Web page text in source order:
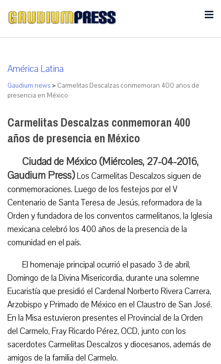
América Latina
Gaudium news > Carmelitas Descalzas conmemoran 400 años de
presencia en México
Carmelitas Descalzas conmemoran 400
años de presencia en México
Ciudad de México (Miércoles, 27-04-2016,
Gaudium Press)Los Carmelitas Descalzos siguen de
conmemoraciones. Luego de los festejos por el V
Centenario de Santa Teresa de Jesús, reformadora de la
Orden y fundadora de los conventos carmelitanos, la Iglesia
mexicana celebró los 400 años de la presencia de la
comunidad en el país.
El homenaje principal ocurrió el pasado 3 de abril,
Domingo de la Divina Misericordia, durante una solemne
Eucaristía que presidió el Cardenal Norberto Rivera Carrera,
Arzobispo y Primado de México en el Claustro de San José.
En la Misa estuvieron presentes el Provincial de la Orden
del Carmelo, Fray Ricardo Pérez, OCD, junto con los
sacerdotes Carmelitas Descalzos y diocesanos, además de
amigos de la familia del Carmelo.